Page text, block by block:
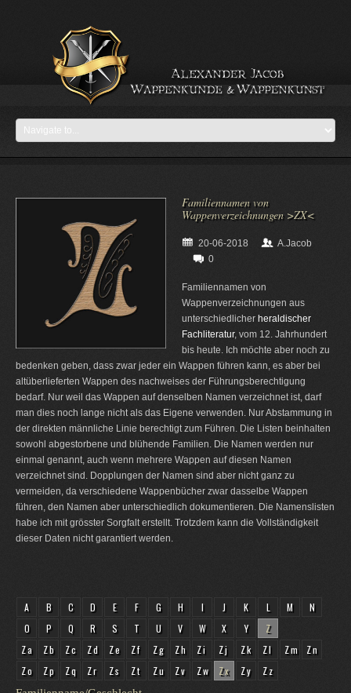
Familiennamen von
Wappenverzeichnungen >ZX<
20-06-2018
A.Jacob
0
Familiennamen von
Wappenverzeichnungen aus
unterschiedlicher heraldischer
Fachliteratur, vom 12. Jahrhundert
bis heute. Ich möchte aber noch zu
bedenken geben, dass zwar jeder ein Wappen führen kann, es aber bei
altüberlieferten Wappen des nachweises der Führungsberechtigung
bedarf. Nur weil das Wappen auf denselben Namen verzeichnet ist, darf
man dies noch lange nicht als das Eigene verwenden. Nur Abstammung in
der direkten männliche Linie berechtigt zum Führen. Die Listen beinhalten
sowohl abgestorbene und blühende Familien. Die Namen werden nur
einmal genannt, auch wenn mehrere Wappen auf diesen Namen
verzeichnet sind. Dopplungen der Namen sind aber nicht ganz zu
vermeiden, da verschiedene Wappenbücher zwar dasselbe Wappen
führen, den Namen aber unterschiedlich dokumentieren. Die Namenslisten
habe ich mit grösster Sorgfalt erstellt. Trotzdem kann die Vollständigkeit
dieser Daten nicht garantiert werden.
A B C D E F G H I J K L M
N
O
P Q R S T U V W X Y
Z
Za
Zb Zc Zd Ze Zf Zg Zh Zi Zj Zk Zl Zm
Zn
Zo
Zp Zq Zr Zs Zt Zu Zv Zw Zx Zy Zz